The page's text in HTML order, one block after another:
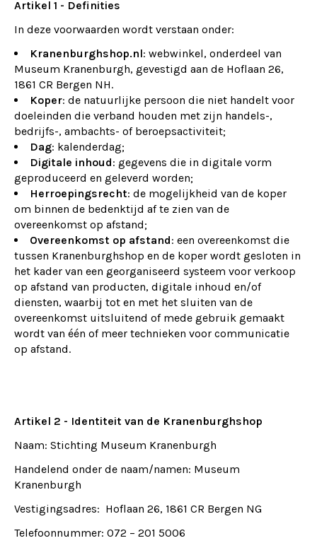
Artikel 1 - Definities
In deze voorwaarden wordt verstaan onder:
Kranenburghshop.nl: webwinkel, onderdeel van
Museum Kranenburgh, gevestigd aan de Hoflaan 26,
1861 CR Bergen NH.
Koper: de natuurlijke persoon die niet handelt voor
doeleinden die verband houden met zijn handels-,
bedrijfs-, ambachts- of beroepsactiviteit;
Dag: kalenderdag;
Digitale inhoud: gegevens die in digitale vorm
geproduceerd en geleverd worden;
Herroepingsrecht: de mogelijkheid van de koper
om binnen de bedenktijd af te zien van de
overeenkomst op afstand;
Overeenkomst op afstand: een overeenkomst die
tussen Kranenburghshop en de koper wordt gesloten in
het kader van een georganiseerd systeem voor verkoop
op afstand van producten, digitale inhoud en/of
diensten, waarbij tot en met het sluiten van de
overeenkomst uitsluitend of mede gebruik gemaakt
wordt van één of meer technieken voor communicatie
op afstand.
Artikel 2 - Identiteit van de Kranenburghshop
Naam: Stichting Museum Kranenburgh
Handelend onder de naam/namen: Museum
Kranenburgh
Vestigingsadres: Hoflaan 26, 1861 CR Bergen NG
Telefoonnummer: 072 – 201 5006